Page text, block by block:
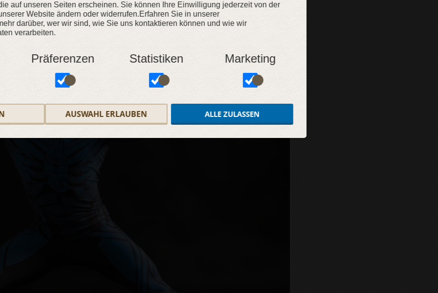
auf unseren Seiten erscheinen. Sie können Ihre Einwilligung jederzeit von der
Website ändern oder widerrufen.Erfahren Sie in unserer
darüber, wer wir sind, wie Sie uns kontaktieren können und wie wir
verarbeiten.
Präferenzen Statistiken Marketing
AUSWAHL ERLAUBEN ALLE ZULASSEN